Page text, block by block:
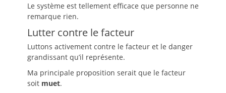
Le système est tellement efficace que personne ne
remarque rien.
Lutter contre le facteur
Luttons activement contre le facteur et le danger
grandissant qu’il représente.
Ma principale proposition serait que le facteur
soit muet.